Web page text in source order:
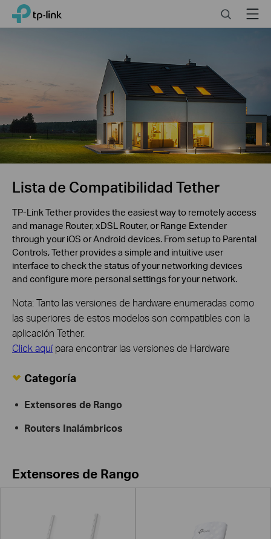
ClickTP-Link, Reliably Smart SearchMenu
Lista de Compatibilidad Tether
TP-Link Tether provides the easiest way to remotely access
and manage Router, xDSL Router, or Range Extender
through your iOS or Android devices. From setup to Parental
Controls, Tether provides a simple and intuitive user
interface to check the status of your networking devices
and configure more personal settings for your network.
Nota: Tanto las versiones de hardware enumeradas como
las superiores de estos modelos son compatibles con la
aplicación Tether.
Click aquípara encontrar las versiones de Hardware
Categoría
Extensores de Rango
Routers Inalámbricos
Extensores de Rango